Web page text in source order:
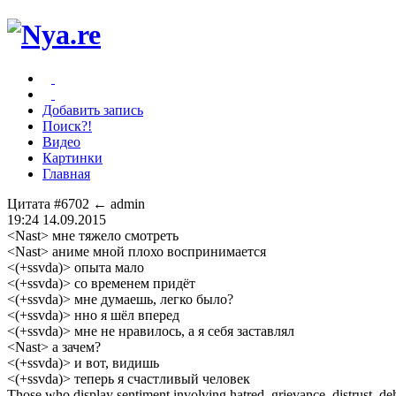
Добавить запись
Поиск?!
Видео
Картинки
Главная
Цитата #6702 ← admin
19:24 14.09.2015
<Nast> мне тяжело смотреть
<Nast> аниме мной плохо воспринимается
<(+ssvda)> опыта мало
<(+ssvda)> со временем придёт
<(+ssvda)> мне думаешь, легко было?
<(+ssvda)> нно я шёл вперед
<(+ssvda)> мне не нравилось, а я себя заставлял
<Nast> а зачем?
<(+ssvda)> и вот, видишь
<(+ssvda)> теперь я счастливый человек